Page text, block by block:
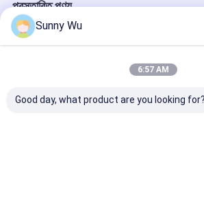
প্রস্তাবিত পণ্য
Sunny Wu
6:57 AM
Good day, what product are you looking for?